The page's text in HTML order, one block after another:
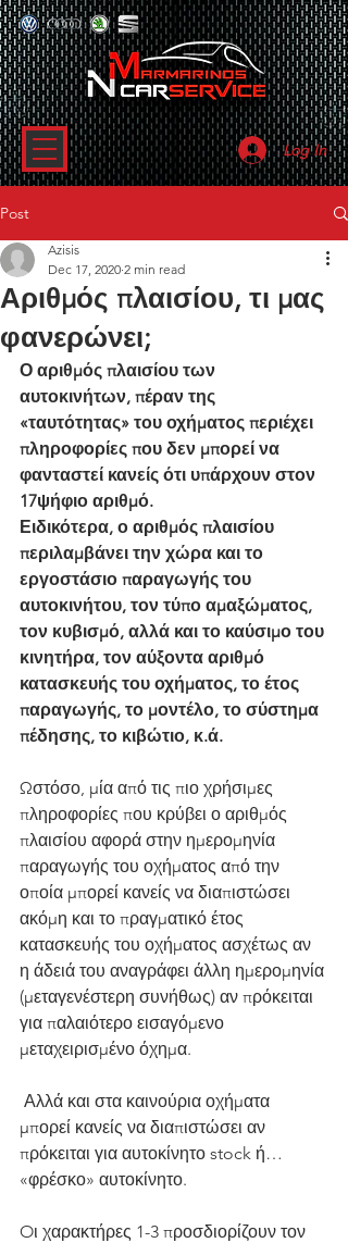
Log In
Post
Αριθμός πλαισίου, τι μας
φανερώνει;
Azisis
Dec 17, 2020 2 min read
Ο αριθμός πλαισίου των
αυτοκινήτων, πέραν της
«ταυτότητας» του οχήματος περιέχει
πληροφορίες που δεν μπορεί να
φανταστεί κανείς ότι υπάρχουν στον
17ψήφιο αριθμό.
Ειδικότερα, ο αριθμός πλαισίου
περιλαμβάνει την χώρα και το
εργοστάσιο παραγωγής του
αυτοκινήτου, τον τύπο αμαξώματος,
τον κυβισμό, αλλά και το καύσιμο του
κινητήρα, τον αύξοντα αριθμό
κατασκευής του οχήματος, το έτος
παραγωγής, το μοντέλο, το σύστημα
πέδησης, το κιβώτιο, κ.ά.
Ωστόσο, μία από τις πιο χρήσιμες
πληροφορίες που κρύβει ο αριθμός
πλαισίου αφορά στην ημερομηνία
παραγωγής του οχήματος από την
οποία μπορεί κανείς να διαπιστώσει
ακόμη και το πραγματικό έτος
κατασκευής του οχήματος ασχέτως αν
η άδειά του αναγράφει άλλη ημερομηνία
(μεταγενέστερη συνήθως) αν πρόκειται
για παλαιότερο εισαγόμενο
μεταχειρισμένο όχημα.
μπορεί κανείς να διαπιστώσει αν
πρόκειται για αυτοκίνητο stock ή…
«φρέσκο» αυτοκίνητο.
Oι χαρακτήρες 1-3 προσδιορίζουν τον